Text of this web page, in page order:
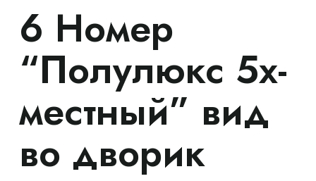
6 Номер
“Полулюкс 5х-
местный” вид
во дворик